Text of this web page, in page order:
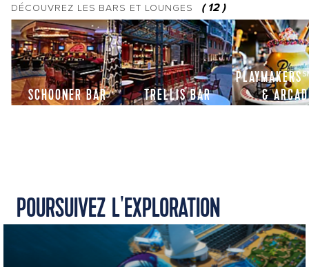
DÉCOUVREZ LES BARS ET LOUNGES ( 12)
SCHOONER BAR TRELLIS BAR
&
POURSUIVEZ L'EXPLORATION